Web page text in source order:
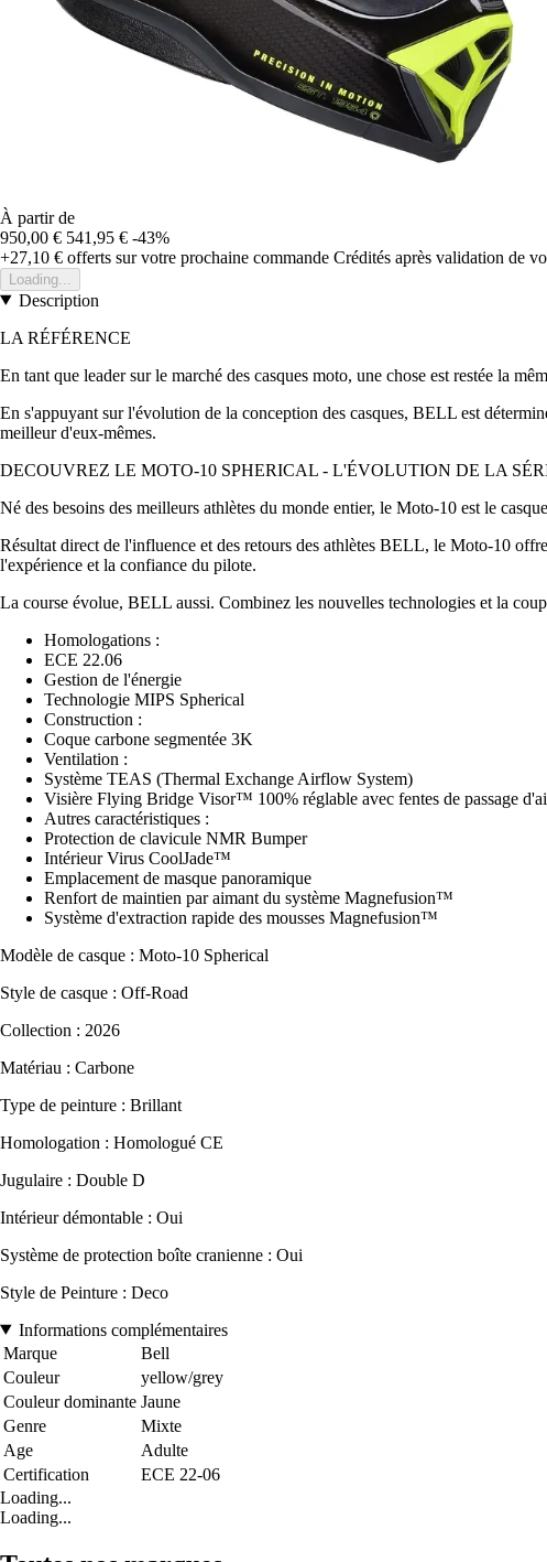
À partir de
950,00 € 541,95 € -43%
+27,10 € offerts sur votre prochaine commande Crédités après validation de
Loading...
Description
LA RÉFÉRENCE
En tant que leader sur le marché des casques moto, une chose est restée la
En s'appuyant sur l'évolution de la conception des casques, BELL est
meilleur d'eux-mêmes.
DECOUVREZ LE MOTO-10 SPHERICAL - L'ÉVOLUTION DE LA
Né des besoins des meilleurs athlètes du monde entier, le Moto-10 est le
Résultat direct de l'influence et des retours des athlètes BELL, le Moto-10
l'expérience et la confiance du pilote.
La course évolue, BELL aussi. Combinez les nouvelles technologies et la
Homologations :
ECE 22.06
Gestion de l'énergie
Technologie MIPS Spherical
Construction :
Coque carbone segmentée 3K
Ventilation :
Système TEAS (Thermal Exchange Airflow System)
Visière Flying Bridge Visor™ 100% réglable avec fentes de passage
Autres caractéristiques :
Protection de clavicule NMR Bumper
Intérieur Virus CoolJade™
Emplacement de masque panoramique
Renfort de maintien par aimant du système Magnefusion™
Système d'extraction rapide des mousses Magnefusion™
Modèle de casque : Moto-10 Spherical
Style de casque : Off-Road
Collection : 2026
Matériau : Carbone
Type de peinture : Brillant
Homologation : Homologué CE
Jugulaire : Double D
Intérieur démontable : Oui
Système de protection boîte cranienne : Oui
Style de Peinture : Deco
Informations complémentaires
Marque
Bell
Couleur
yellow/grey
Couleur dominante Jaune
Genre
Mixte
Age
Adulte
Certification
ECE 22-06
Loading...
Loading...